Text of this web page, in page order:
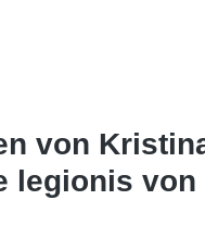
von
legionis